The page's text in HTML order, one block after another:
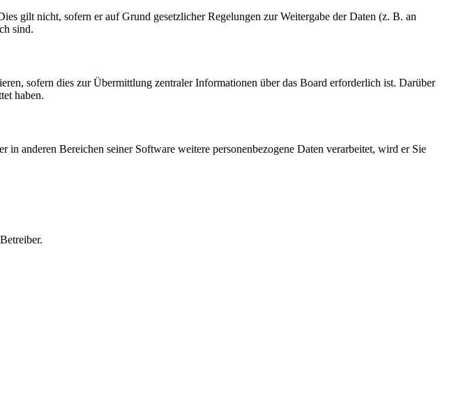
gilt nicht, sofern er auf Grund gesetzlicher Regelungen zur Weitergabe der Daten (z. B. an
sind.
sofern dies zur Übermittlung zentraler Informationen über das Board erforderlich ist. Darüber
haben.
anderen Bereichen seiner Software weitere personenbezogene Daten verarbeitet, wird er Sie